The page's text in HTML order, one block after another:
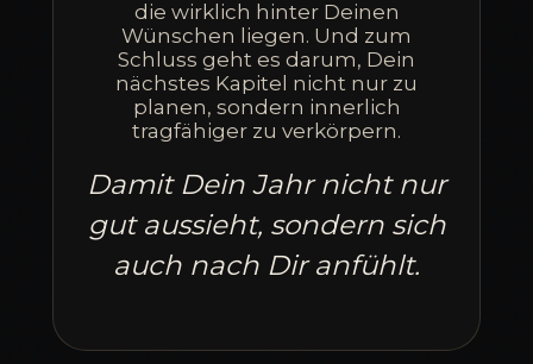
die wirklich hinter Deinen
Wünschen liegen. Und zum
Schluss geht es darum, Dein
nächstes Kapitel nicht nur zu
planen, sondern innerlich
tragfähiger zu verkörpern.
Damit Dein Jahr nicht nur
gut aussieht, sondern sich
auch nach Dir anfühlt.